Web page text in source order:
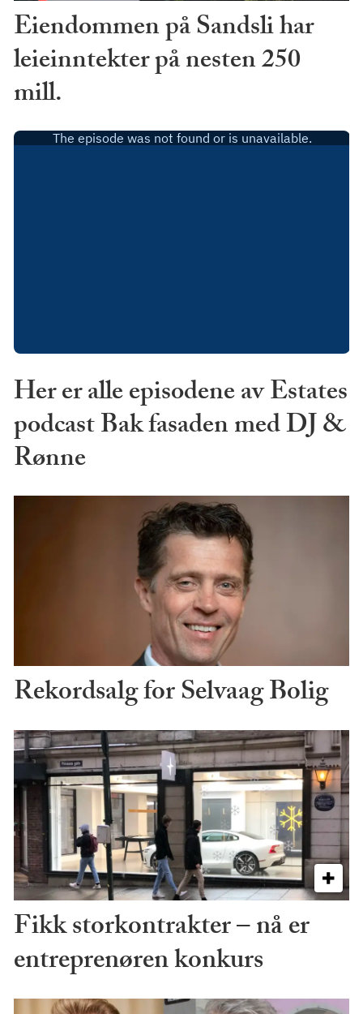
Eiendommen på Sandsli har
leieinntekter på nesten 250
mill.
Her er alle episodene av Estates
podcast Bak fasaden med DJ &
Rønne
Rekordsalg for Selvaag Bolig
Fikk storkontrakter – nå er
entreprenøren konkurs